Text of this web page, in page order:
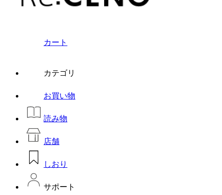
カート
カテゴリ
お買い物
読み物
店舗
しおり
サポート